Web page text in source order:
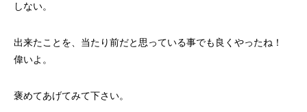
しない。
出来たことを、当たり前だと思っている事でも良くやったね！
偉いよ。
褒めてあげてみて下さい。